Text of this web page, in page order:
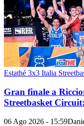
Estathé 3x3 Italia
Gran finale a
Streetbasket
06 Ago 2026 - 15:59